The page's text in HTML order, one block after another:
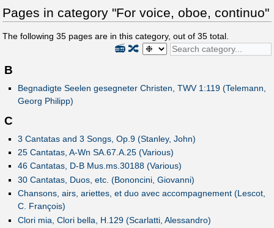
Pages in category "For voice, oboe, continuo"
The following 35 pages are in this category, out of 35 total.
🔀
📻
B
Begnadigte Seelen gesegneter Christen, TWV 1:119 (Telemann,
Georg Philipp)
C
3 Cantatas and 3 Songs, Op.9 (Stanley, John)
25 Cantatas, A-Wn SA.67.A.25 (Various)
46 Cantatas, D-B Mus.ms.30188 (Various)
30 Cantatas, Duos, etc. (Bononcini, Giovanni)
Chansons, airs, ariettes, et duo avec accompagnement (Lescot,
C. François)
Clori mia, Clori bella, H.129 (Scarlatti, Alessandro)